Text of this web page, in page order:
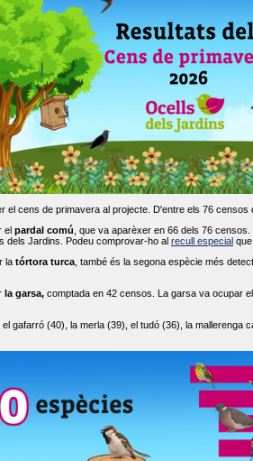
el cens de primavera al projecte. D'entre els 76 censos
el pardal comú , que va aparèxer en 66 dels 76
dels Jardins. Podeu comprovar-ho al recull especial
la tórtora turca , també és la segona espècie més
la garsa, comptada en 42 censos. La garsa va ocupar
gafarró (40), la merla (39), el tudó (36), la mallerenga